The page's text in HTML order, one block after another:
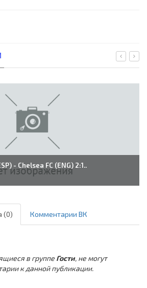
- Chelsea FC (ENG) 2:1..
(0) Комментарии ВК
в группе Гости, не могут
к данной публикации.